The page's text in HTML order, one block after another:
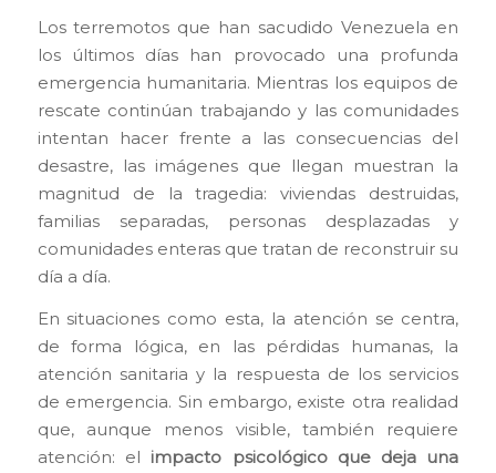
Los terremotos que han sacudido Venezuela en
los últimos días han provocado una profunda
emergencia humanitaria. Mientras los equipos de
rescate continúan trabajando y las comunidades
intentan hacer frente a las consecuencias del
desastre, las imágenes que llegan muestran la
magnitud de la tragedia: viviendas destruidas,
familias separadas, personas desplazadas y
comunidades enteras que tratan de reconstruir su
día a día.
En situaciones como esta, la atención se centra,
de forma lógica, en las pérdidas humanas, la
atención sanitaria y la respuesta de los servicios
de emergencia. Sin embargo, existe otra realidad
que, aunque menos visible, también requiere
atención: el impacto psicológico que deja una